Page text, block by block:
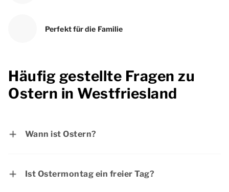
Perfekt für die Familie
Häufig gestellte Fragen zu
Ostern in Westfriesland
Wann ist Ostern?
Ist Ostermontag ein freier Tag?